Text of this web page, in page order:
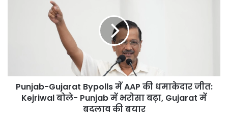
Kejriwal
बोले-
Punjab
Punjab-Gujarat Bypolls में AAP की धमाकेदार जीत:
Kejriwal बोले- Punjab में भरोसा बढ़ा, Gujarat में
बदलाव की बयार